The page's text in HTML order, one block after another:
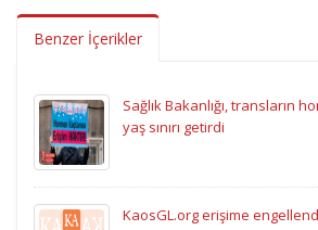
Benzer İçerikler
Sağlık Bakanlığı, transların
yaş sınırı getirdi
KaosGL.org erişime